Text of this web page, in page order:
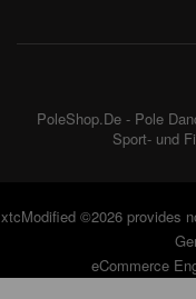
PoleShop.De - Pole
Sport- und
xtcModified©2026 provides
eCommerce